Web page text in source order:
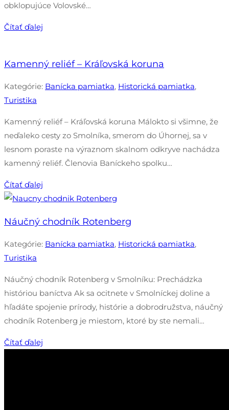
obklopujúce Volovské…
Čítať ďalej
Kamenný reliéf – Kráľovská koruna
Kategórie: Banícka pamiatka, Historická pamiatka,
Turistika
Kamenný reliéf – Kráľovská koruna Málokto si všimne, že
neďaleko cesty zo Smolníka, smerom do Úhornej, sa v
lesnom poraste na výraznom skalnom odkryve nachádza
kamenný reliéf. Členovia Baníckeho spolku…
Čítať ďalej
Náučný chodník Rotenberg
Kategórie: Banícka pamiatka, Historická pamiatka,
Turistika
Náučný chodník Rotenberg v Smolníku: Prechádzka
históriou baníctva Ak sa ocitnete v Smolníckej doline a
hľadáte spojenie prírody, histórie a dobrodružstva, náučný
chodník Rotenberg je miestom, ktoré by ste nemali…
Čítať ďalej